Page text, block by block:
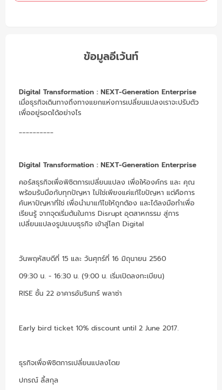
ข้อมูลอีเว้นท์
Digital Transformation : NEXT-Generation Enterprise
เมื่อธุรกิจเดินทางถึงทางแยกแห่งการเปลี่ยนแปลงเราจะปรับตัว
เพื่ออยู่รอดได้อย่างไร
__________
Digital Transformation : NEXT-Generation Enterprise
คอร์สธุรกิจเพื่อพิชิตการเปลี่ยนแปลง เพื่อให้องค์กร และ คุณ
พร้อมรับมือกับทุกปัญหา ไม่ใช่เพียงแค่แก้ไขปัญหา แต่คือการ
ค้นหาปัญหาที่ใช่ เพื่อนำมาแก้ไขให้ถูกต้อง และได้ลงมือทำเพื่อ
เรียนรู้ จากจุดเริ่มต้นในการ Disrupt อุตสาหกรรม สู่การ
เปลี่ยนแปลงรูปแบบธุรกิจ เข้าสู่โลก Digital
วันพฤหัสบดีที่ 15 และ วันศุกร์ที่ 16 มิถุนายน 2560
09:30 น. - 16:30 น. (9:00 น. เริ่มเปิดลงทะเบียน)
RISE ชั้น 22 อาคารอัมรินทร์ พลาซ่า
Early bird ticket 10% discount until 2 June 2017.
ธุรกิจเพื่อพิชิตการเปลี่ยนแปลงโดย
ปกรณ์ ลี้สกุล